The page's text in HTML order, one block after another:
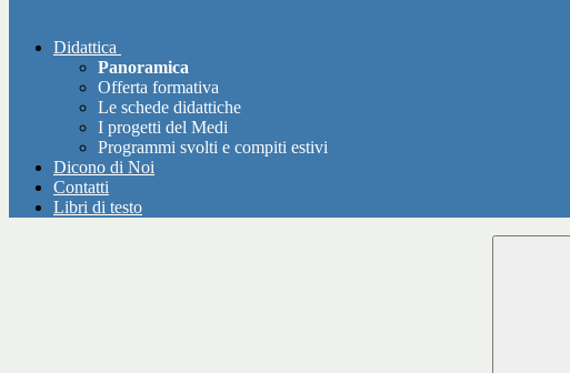
Didattica
Panoramica
Offerta formativa
Le schede didattiche
I progetti del Medi
Programmi svolti e compiti estivi
Dicono di Noi
Contatti
Libri di testo